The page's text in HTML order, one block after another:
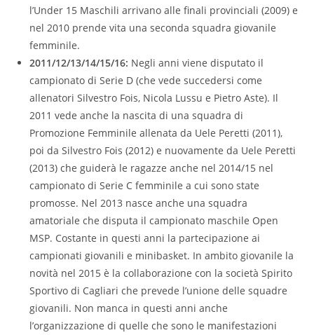
l’Under 15 Maschili arrivano alle finali provinciali (2009) e
nel 2010 prende vita una seconda squadra giovanile
femminile.
2011/12/13/14/15/16: Negli anni viene disputato il
campionato di Serie D (che vede succedersi come
allenatori Silvestro Fois, Nicola Lussu e Pietro Aste). Il
2011 vede anche la nascita di una squadra di
Promozione Femminile allenata da Uele Peretti (2011),
poi da Silvestro Fois (2012) e nuovamente da Uele Peretti
(2013) che guiderà le ragazze anche nel 2014/15 nel
campionato di Serie C femminile a cui sono state
promosse. Nel 2013 nasce anche una squadra
amatoriale che disputa il campionato maschile Open
MSP. Costante in questi anni la partecipazione ai
campionati giovanili e minibasket. In ambito giovanile la
novità nel 2015 è la collaborazione con la società Spirito
Sportivo di Cagliari che prevede l’unione delle squadre
giovanili. Non manca in questi anni anche
l’organizzazione di quelle che sono le manifestazioni